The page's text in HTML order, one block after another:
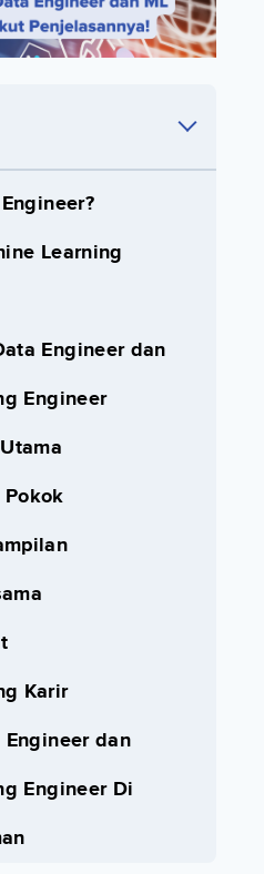
Learning
Engineer dan
Engineer
Pokok
Karir
dan
Engineer Di